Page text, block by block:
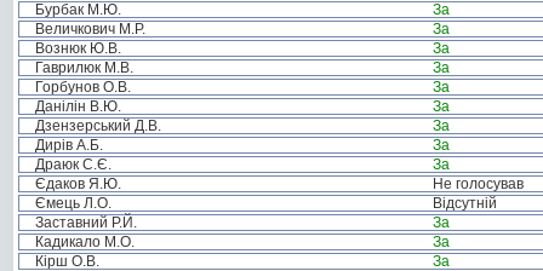
Бурбак М.Ю.
За
Величкович М.Р.
За
Вознюк Ю.В.
За
Гаврилюк М.В.
За
Горбунов О.В.
За
Данілін В.Ю.
За
Дзензерський Д.В.
За
Дирів А.Б.
За
Драюк С.Є.
За
Єдаков Я.Ю.
Не голосував
Ємець Л.О.
Відсутній
Заставний Р.Й.
За
Кадикало М.О.
За
Кірш О.В.
За